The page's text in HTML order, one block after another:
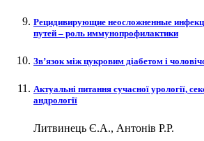
Рецидивирующие неосложненные
путей – роль иммунопрофилактики
Зв’язок між цукровим діабетом і
Актуальні питання сучасної урології,
андрології
Литвинець Є.А., Антонів Р.Р.